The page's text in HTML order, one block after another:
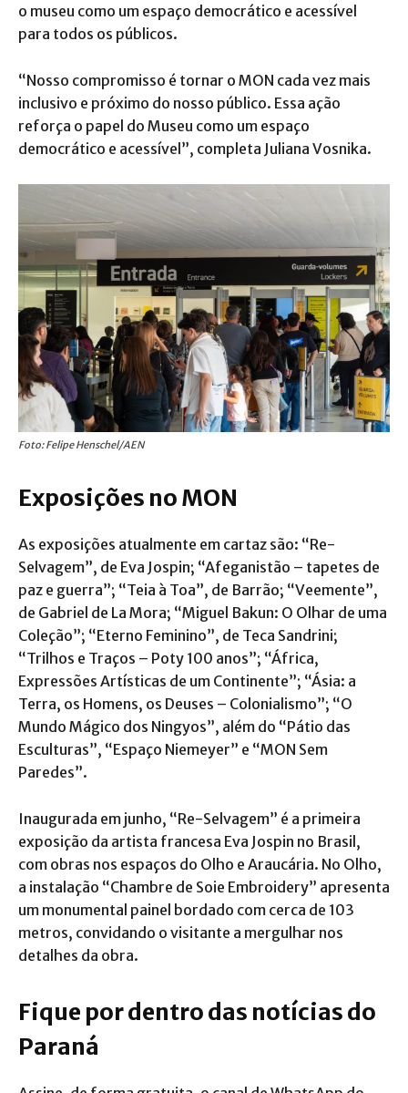
o museu como um espaço democrático e acessível
para todos os públicos.
“Nosso compromisso é tornar o MON cada vez mais
inclusivo e próximo do nosso público. Essa ação
reforça o papel do Museu como um espaço
democrático e acessível”, completa Juliana Vosnika.
Foto: Felipe Henschel/AEN
Exposições no MON
As exposições atualmente em cartaz são: “Re-
Selvagem”, de Eva Jospin; “Afeganistão – tapetes de
paz e guerra”; “Teia à Toa”, de Barrão; “Veemente”,
de Gabriel de La Mora; “Miguel Bakun: O Olhar de uma
Coleção”; “Eterno Feminino”, de Teca Sandrini;
“Trilhos e Traços – Poty 100 anos”; “África,
Expressões Artísticas de um Continente”; “Ásia: a
Terra, os Homens, os Deuses – Colonialismo”; “O
Mundo Mágico dos Ningyos”, além do “Pátio das
Esculturas”, “Espaço Niemeyer” e “MON Sem
Paredes”.
Inaugurada em junho, “Re-Selvagem” é a primeira
exposição da artista francesa Eva Jospin no Brasil,
com obras nos espaços do Olho e Araucária. No Olho,
a instalação “Chambre de Soie Embroidery” apresenta
um monumental painel bordado com cerca de 103
metros, convidando o visitante a mergulhar nos
detalhes da obra.
Fique por dentro das notícias do
Paraná